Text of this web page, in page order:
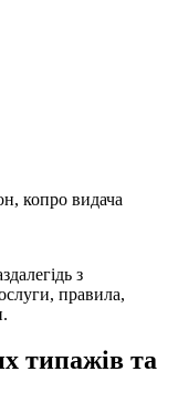
копро видача
з
правила,
типажів та